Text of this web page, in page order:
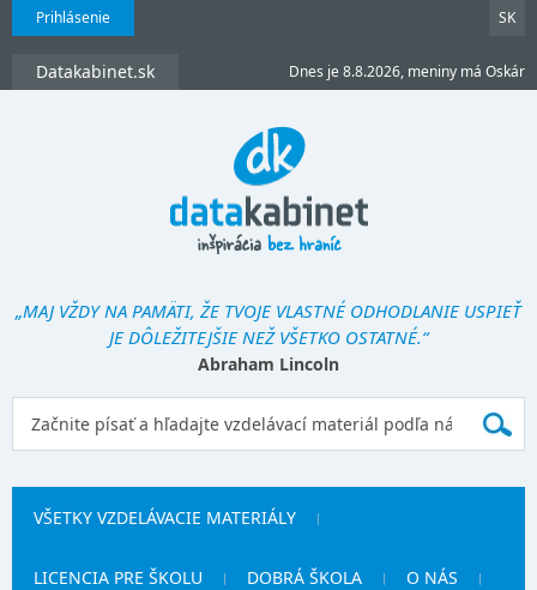
Prihlásenie SK
Datakabinet.sk Dnes je 8.8.2026, meniny má Oskár
„MAJ VŽDY NA PAMÄTI, ŽE TVOJE VLASTNÉ ODHODLANIE USPIEŤ
JE DÔLEŽITEJŠIE NEŽ VŠETKO OSTATNÉ.“
Abraham Lincoln
VŠETKY VZDELÁVACIE MATERIÁLY
LICENCIA PRE ŠKOLU DOBRÁ ŠKOLA O NÁS